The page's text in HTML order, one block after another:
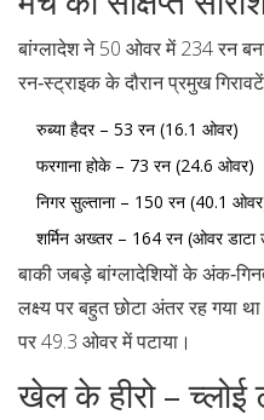
बांग्लादेश ने 50 ओवर में 234 रन
रन‑स्ट्राइक के दौरान प्रमुख
रुब्या हैदर– 53 रन (16.1 ओवर)
फरगाना होके– 73 रन (24.6 ओवर)
निगर सुल्ताना– 150 रन (40.1
शर्मिन अख्तर– 164 रन (ओवर डाटा
बाकी जबड़े बांग्लादेशियों के
लक्ष्य पर बहुत छोटा अंतर रह गया
पर 49.3 ओवर में पटाया।
खेल के हीरो – च्लोई